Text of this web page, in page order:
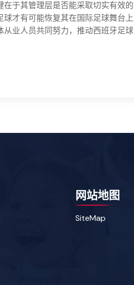
于其管理层是否能采取切实有效的
才有可能恢复其在国际足球舞台上
业人员共同努力，推动西班牙足球
网站地图
SiteMap